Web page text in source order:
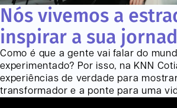
Nós vivemos a
inspirar a sua
Como é que a gente vai falar do
experimentado? Por isso, na KNN
experiências de verdade para
transformador e a ponte para uma